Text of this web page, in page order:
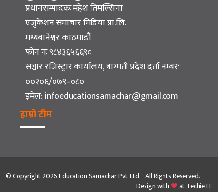
प्रधानसम्पादकः महेश तिमल्सिना
एजुकेशन समाचार मिडिया प्रा.लि.
मध्यबानेश्वर काठमाडौं
फोन नंः ९८४३६५६६९०
सञ्चार रजिस्ट्रार कार्यालय, बाग्मती प्रदेश दर्ता नम्बरः
००२०६/०७९–०८०
इमेल: infoeducationsamachar@gmail.com
हाम्रो टीम
© Copyright 2026 Education Samachar Pvt. Ltd. - All Rights Reserved.
Design with
atTechie IT